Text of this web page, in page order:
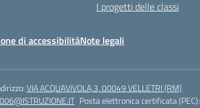
I progetti delle classi
di accessibilitàNote legali
VIA ACQUAVIVOLA,3, 00049 VELLETRI (RM)
Posta elettronica certificata (PEC):